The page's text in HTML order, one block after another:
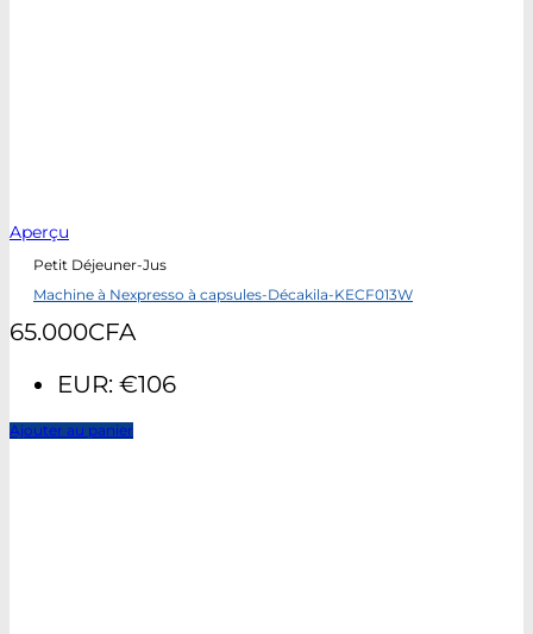
Aperçu
Petit Déjeuner-Jus
Machine à Nexpresso à capsules-Décakila-KECF013W
65.000CFA
EUR: €106
Ajouter au panier